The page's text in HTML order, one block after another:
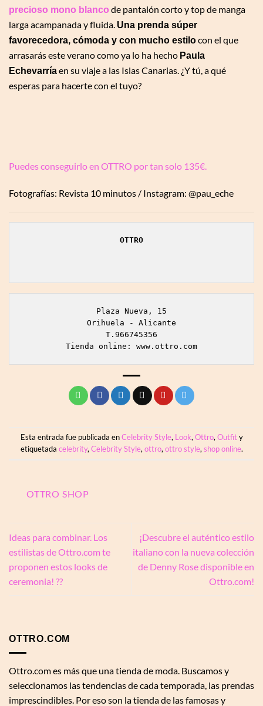
precioso mono blanco de pantalón corto y top de manga
larga acampanada y fluida. Una prenda súper
favorecedora, cómoda y con mucho estilocon el que
arrasarás este verano como ya lo ha hecho Paula
Echevarríaen su viaje a las Islas Canarias. ¿Y tú, a qué
esperas para hacerte con el tuyo?
Puedes conseguirlo en OTTRO por tan solo 135€.
Fotografías: Revista 10 minutos / Instagram: @pau_eche
Plaza Nueva, 15
Orihuela - Alicante
T.966745356
Tienda online: www.ottro.com
Esta entrada fue publicada enCelebrity Style, Look, Ottro, Outfity
etiquetada celebrity, Celebrity Style, ottro, ottro style, shop online.
OTTRO SHOP
Ideas para combinar. Los
estilistas de Ottro.com te
proponen estos looks de
ceremonia! ??
¡Descubre el auténtico estilo
italiano con la nueva colección
de Denny Rose disponible en
Ottro.com!
OTTRO.COM
Ottro.com es más que una tienda de moda. Buscamos y
seleccionamos las tendencias de cada temporada, las prendas
imprescindibles. Por eso son la tienda de las famosas y